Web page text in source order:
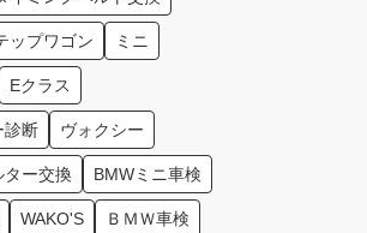
ップワゴン ミニ
Eクラス
診断 ヴォクシー
ター交換 BMWミニ車検
WAKO'S ＢＭＷ車検